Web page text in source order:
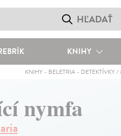
KNIHY
KNIHY- BELETRIA- DETEKTÍVKY /
nymfa